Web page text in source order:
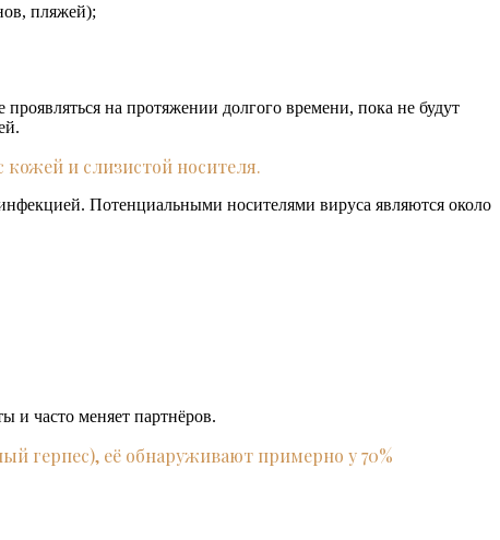
пляжей);
на протяжении долгого времени, пока не будут
кожей и слизистой носителя.
Потенциальными носителями вируса являются около
и часто меняет партнёров.
герпес), её обнаруживают примерно у 70%